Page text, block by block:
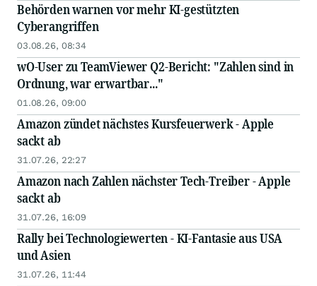
Behörden warnen vor mehr KI-gestützten
Cyberangriffen
03.08.26, 08:34
wO-User zu TeamViewer Q2-Bericht: "Zahlen sind in
Ordnung, war erwartbar..."
01.08.26, 09:00
Amazon zündet nächstes Kursfeuerwerk - Apple
sackt ab
31.07.26, 22:27
Amazon nach Zahlen nächster Tech-Treiber - Apple
sackt ab
31.07.26, 16:09
Rally bei Technologiewerten - KI-Fantasie aus USA
und Asien
31.07.26, 11:44